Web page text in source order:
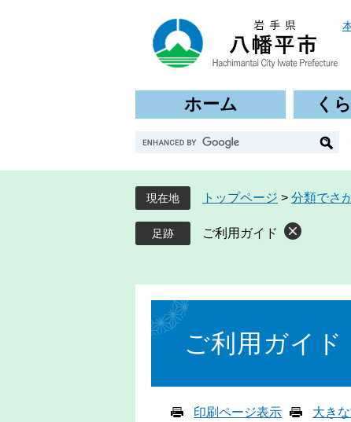
ホーム く
G
o
g
l
e
カ
現在地 トップページ > 分類でさ
ご利用ガイド
文
ご利用ガイド
印刷ページ表示 大き